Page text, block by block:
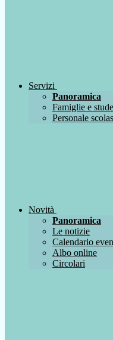
Servizi
Panoramica
Famiglie e
Personale
Novità
Panoramica
Le notizie
Calendario
Albo online
Circolari